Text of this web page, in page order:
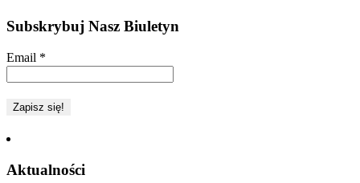
Subskrybuj Nasz Biuletyn
Email *
Aktualności